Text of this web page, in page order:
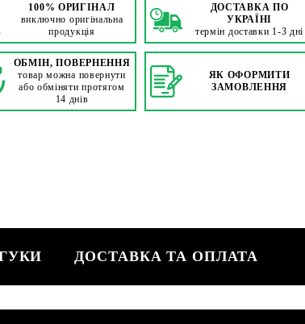
100% ОРИГІНАЛ
виключно оригінальна
продукція
ДОСТАВКА ПО
УКРАЇНІ
термін доставки 1-3 дні
ОБМІН, ПОВЕРНЕННЯ
товар можна повернути
або обміняти протягом
14 днів
ЯК ОФОРМИТИ
ЗАМОВЛЕННЯ
ДОСТАВКА ТА ОПЛАТА